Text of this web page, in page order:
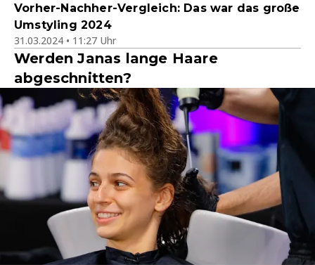
Vorher-Nachher-Vergleich: Das war das große
Umstyling 2024
31.03.2024 • 11:27 Uhr
Werden Janas lange Haare
abgeschnitten?